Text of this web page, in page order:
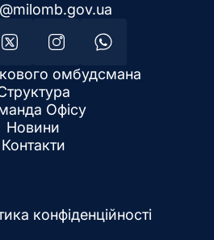
омбудсмана
Офісу
Новини
Контакти
конфіденційності